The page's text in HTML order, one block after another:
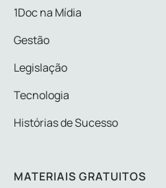
1Doc na Mídia
Gestão
Legislação
Tecnologia
Histórias de Sucesso
MATERIAIS GRATUITOS